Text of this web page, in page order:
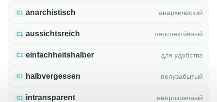
C1 anarchistisch анархический
C1 aussichtsreich перспекти́вный
C1 einfachheitshalber для удобства
C1 halbvergessen полузабытый
C1 intransparent непрозрачный